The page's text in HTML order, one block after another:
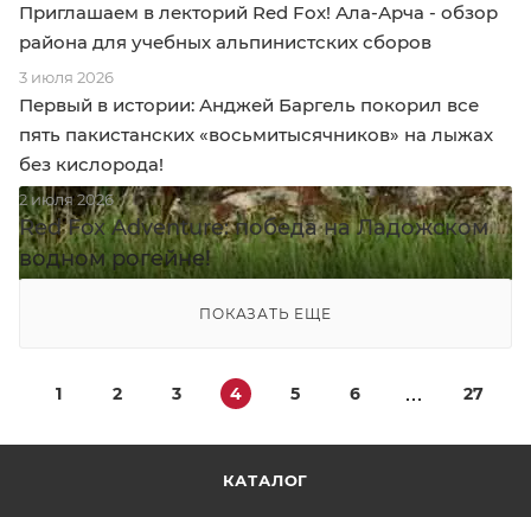
Приглашаем в лекторий Red Fox! Ала-Арча - обзор
района для учебных альпинистских сборов
3 июля 2026
Первый в истории: Анджей Баргель покорил все
пять пакистанских «восьмитысячников» на лыжах
без кислорода!
2 июля 2026
Red Fox Adventure: победа на Ладожском
водном рогейне!
ПОКАЗАТЬ ЕЩЕ
1 2 3 4 5 6 27
КАТАЛОГ